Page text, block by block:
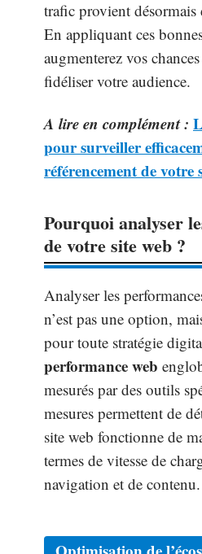
trafic provient désormais
En appliquant ces
augmenterez vos
fidéliser votre audience.
A lire en complément :
pour surveiller
référencement de votre
Pourquoi analyser
de votre site web ?
Analyser les
n’est pas une option,
pour toute stratégie
performance web
mesurés par des outils
mesures permettent de
site web fonctionne de
termes de vitesse de
navigation et de contenu.